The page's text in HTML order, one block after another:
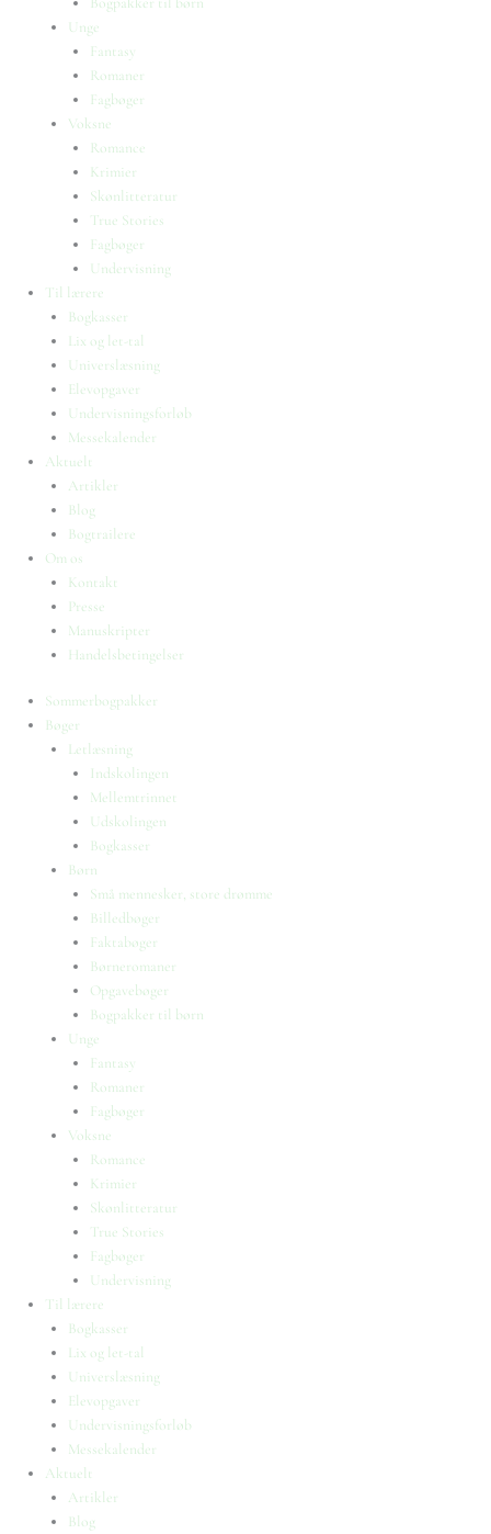
Unge
Fantasy
Romaner
Fagbøger
Voksne
Romance
Krimier
Skønlitteratur
True Stories
Fagbøger
Undervisning
Til lærere
Bogkasser
Lix og let-tal
Universlæsning
Elevopgaver
Undervisningsforløb
Messekalender
Aktuelt
Artikler
Blog
Bogtrailere
Om os
Kontakt
Presse
Manuskripter
Handelsbetingelser
Sommerbogpakker
Bøger
Letlæsning
Indskolingen
Mellemtrinnet
Udskolingen
Bogkasser
Børn
Små mennesker, store drømme
Billedbøger
Faktabøger
Børneromaner
Opgavebøger
Bogpakker til børn
Unge
Fantasy
Romaner
Fagbøger
Voksne
Romance
Krimier
Skønlitteratur
True Stories
Fagbøger
Undervisning
Til lærere
Bogkasser
Lix og let-tal
Universlæsning
Elevopgaver
Undervisningsforløb
Messekalender
Aktuelt
Artikler
Blog